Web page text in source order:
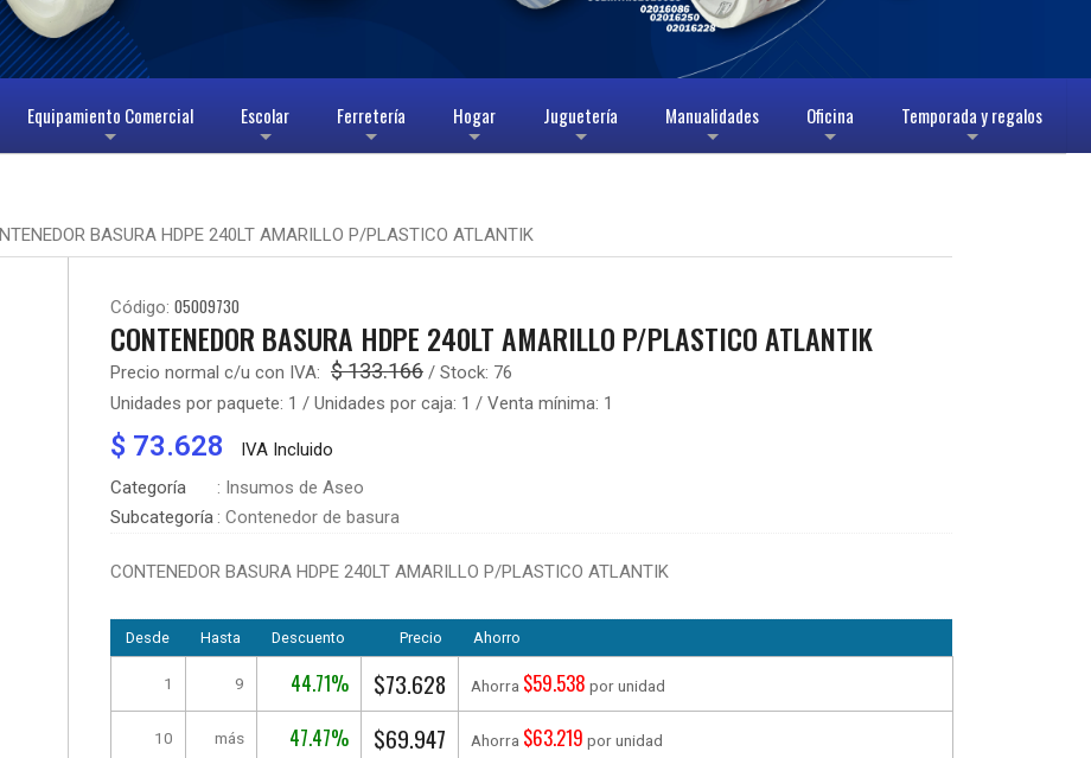
+
Equipamiento Comercial
+
Escolar
+
Ferretería
+
Hogar
+
Juguetería
+
Manualidades
+
Oficina
+
Temporada y regalos
BASURA HDPE 240LT AMARILLO P/PLASTICO ATLANTIK
Código: 05009730
CONTENEDOR BASURA HDPE 240LT AMARILLO P/PLASTICO ATLANTIK
Precio normal c/u con IVA: $ 133.166 / Stock: 76
Unidades por paquete: 1 / Unidades por caja: 1 / Venta mínima: 1
$ 73.628
IVA Incluido
Categoría
: Insumos de Aseo
Subcategoría : Contenedor de basura
CONTENEDOR BASURA HDPE 240LT AMARILLO P/PLASTICO ATLANTIK
Desde Hasta Descuento Precio Ahorro
1 9 44.71% $73.628 Ahorra $59.538 por unidad
10 más 47.47% $69.947 Ahorra $63.219 por unidad